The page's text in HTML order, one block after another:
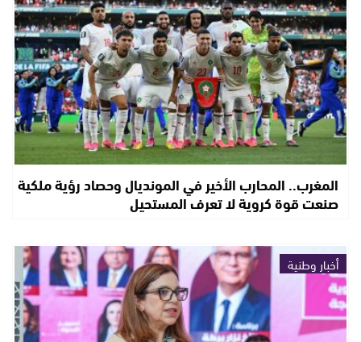
المغرب.. المحارب الأخير في المونديال وحصاد رؤية ملكية
صنعت قوة كروية لا تعرف المستحيل
أخبار وطنية